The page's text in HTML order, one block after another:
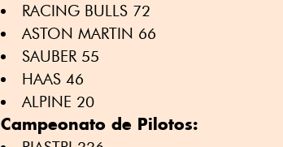
RACING BULLS 72
ASTON MARTIN 66
SAUBER 55
HAAS 46
ALPINE 20
Campeonato de Pilotos: